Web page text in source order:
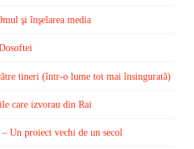
şi înşelarea media
tineri (într-o lume tot mai însingurată)
care izvorau din Rai
Un proiect vechi de un secol